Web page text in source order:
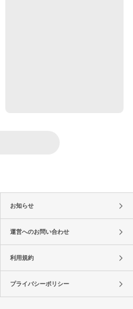
お知らせ
運営へのお問い合わせ
利用規約
プライバシーポリシー